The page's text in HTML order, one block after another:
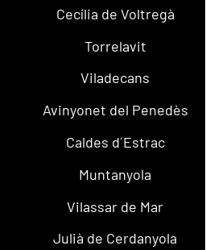
Cecília de Voltregà
Torrelavit
Viladecans
Avinyonet del Penedès
Caldes d´Estrac
Muntanyola
Vilassar de Mar
Julià de Cerdanyola